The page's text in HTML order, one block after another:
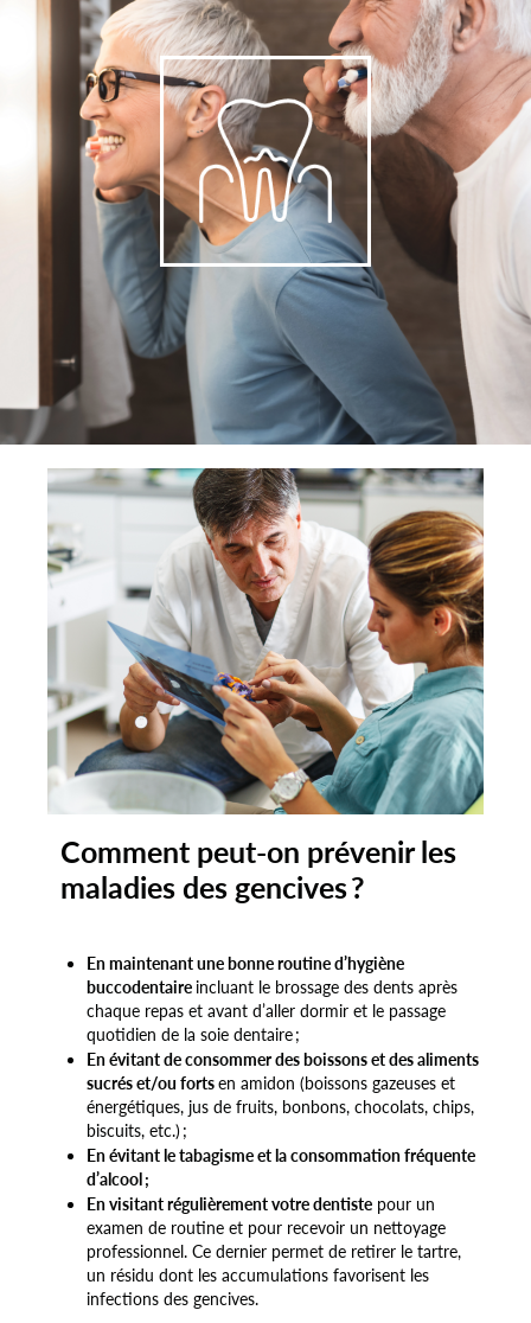
Comment peut-on prévenir les
maladies des gencives ?
En maintenant une bonne routine d’hygiène
buccodentaire incluant le brossage des dents après
chaque repas et avant d’aller dormir et le passage
quotidien de la soie dentaire ;
En évitant de consommer des boissons et des aliments
sucrés et/ou fortsen amidon (boissons gazeuses et
énergétiques, jus de fruits, bonbons, chocolats, chips,
biscuits, etc.) ;
En évitant le tabagisme et la consommation fréquente
d’alcool ;
En visitant régulièrement votre dentistepour un
examen de routine et pour recevoir un nettoyage
professionnel. Ce dernier permet de retirer le tartre,
un résidu dont les accumulations favorisent les
infections des gencives.